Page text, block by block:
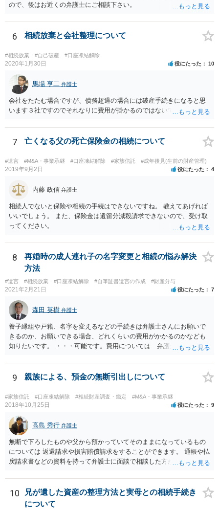
ので、後はお近くの弁護士にご相談下さい。
6 相続放棄と会社整理について
#相続放棄 #自己破産 #口座凍結解除
2020年1月30日 役にたった 10
馬場 亨二 弁護士
会社をたたむ場合ですが、債務超過の場合には破産手続きになると思
います３社ですのでそれなりに費用が掛かるのではないでしょうか。
7 亡くなる父の死亡保険金の相続について
#遺言 #M&A・事業承継 #口座凍結解除 #家族信託 #成年後見(生前の財産管理)
2019年9月2日 役にたった 4
内藤 政信 弁護士
相続人でないと保険や相続の手続はできないですね。 教えてあげれば
いいでしょう。 また、保険金は遺留分減殺請求できないので、受け取
ってください。
8
再婚時の成人連れ子の名字変更と相続の悩み解決
方法
#遺言 #相続放棄 #口座凍結解除 #自筆証書遺言の作成 #財産分与
2021年2月21日 役にたった 7
森田 英樹 弁護士
養子縁組や戸籍、名字を変えるなどの手続きは弁護士さんにお願いで
きるのか、お願いできる場合、どれくらいの費用がかかるのかなども
知りたいです。 ・・・可能です。費用については 弁護士と直接面談
ています。 やはり、成人した子のことまでごちゃごちゃ考えず、自分
の事だけ考えるべきなのでしょうか ・・・お子さんの事をまで含め良
い解決案があればお悩みになるのは当然と言えば当然のことです。 彼
と親子関係を結びたいと思っているが、名字は変えたくない・・・養
子縁組の必要があり 氏も変更することになります。 しかし 彼は成人
しているとは言え、自分の子と私の連れ子、全て平等にしたいと希
望。もちろん私もそうできればと思います。 ・・・婚姻前の契約 あ
るいは 遺言書などで その意思を実現する方法はあります。 弁護
士に相談してみてください。
9 親族による、預金の無断引出しについて
#家族信託 #口座凍結解除 #相続財産調査・鑑定 #M&A・事業承継
2018年10月25日 役にたった 9
高島 秀行 弁護士
無断で下ろしたものや父から預かっていてそのままになっているもの
については 返還請求や損害賠償請求をすることができます。 通帳や払
戻請求書などの資料を持って弁護士に面談で相談した方がよいと思い
10
兄が遺した資産の整理方法と実母との相続手続き
について